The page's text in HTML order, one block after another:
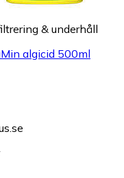
& underhåll
algicid 500ml